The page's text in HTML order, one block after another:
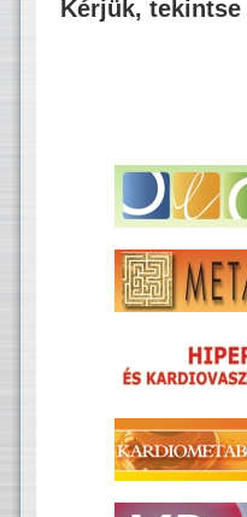
Kérjük,